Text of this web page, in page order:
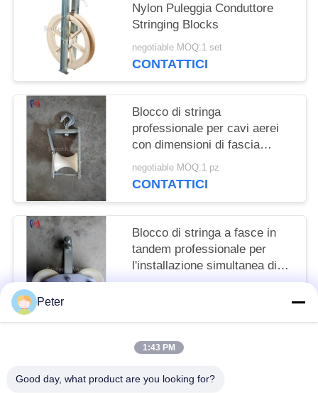
Nylon Puleggia Conduttore
Stringing Blocks
negotiable MOQ:1 set
CONTATTICI
Blocco di stringa
professionale per cavi aerei
con dimensioni di fascia
120x130 mm e carico
nominale di 5KN per
negotiable MOQ:1 pz
CONTATTICI
Blocco di stringa a fasce in
tandem professionale per
l'installazione simultanea di
più conduttori con carico
Peter
1:43 PM
Good day, what product are you looking for?